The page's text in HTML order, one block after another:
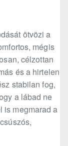
ötvözi a
mégis
célzottan
és a hirtelen
stabilan fog,
a lábad ne
is megmarad a